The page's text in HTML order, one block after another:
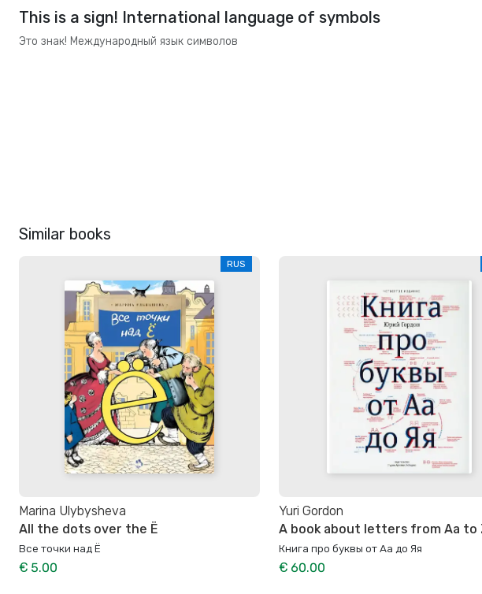
This is a sign! International language of symbols
Это знак! Международный язык символов
Similar books
RUS
Marina Ulybysheva
All the dots over the Ё
Все точки над Ё
€ 5.00
Yuri Gordon
A book about letters from Aa to
Книга про буквы от Аа до Яя
€ 60.00